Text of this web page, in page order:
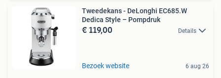
Tweedekans - DeLonghi EC685.W
Dedica Style – Pompdruk
€ 119,00 Details
Bezoek website 6 aug 26